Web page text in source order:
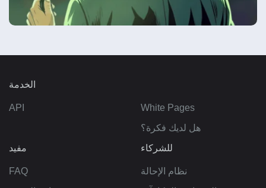
الخدمة
White Pages
API
هل لديك فكرة؟
للشركاء
نظام الإحالة
مفيد
FAQ